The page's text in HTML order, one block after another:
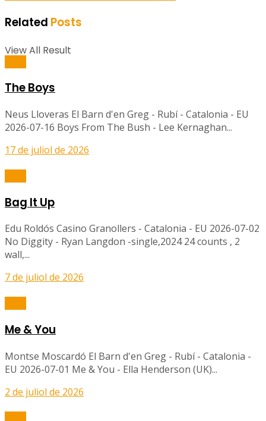
View All Result
Related Posts
The Boys
Neus Lloveras El Barn d'en Greg - Rubí - Catalonia - EU
2026-07-16 Boys From The Bush - Lee Kernaghan...
17 de juliol de 2026
Bag It Up
Edu Roldós Casino Granollers - Catalonia - EU 2026-07-02
No Diggity - Ryan Langdon -single,2024 24 counts , 2
wall,...
7 de juliol de 2026
Me & You
Montse Moscardó El Barn d'en Greg - Rubí - Catalonia -
EU 2026-07-01 Me & You - Ella Henderson (UK)...
2 de juliol de 2026